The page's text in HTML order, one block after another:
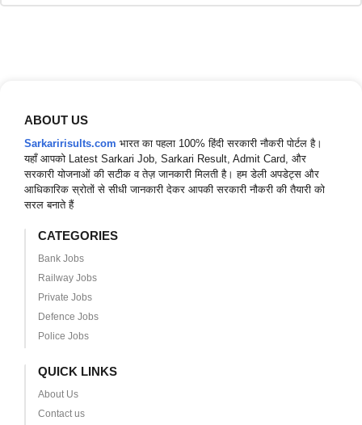
ABOUT US
Sarkaririsults.com भारत का पहला 100% हिंदी सरकारी नौकरी पोर्टल है।
यहाँ आपको Latest Sarkari Job, Sarkari Result, Admit Card, और
सरकारी योजनाओं की सटीक व तेज़ जानकारी मिलती है। हम डेली अपडेट्स और
आधिकारिक स्रोतों से सीधी जानकारी देकर आपकी सरकारी नौकरी की तैयारी को
सरल बनाते हैं
CATEGORIES
Bank Jobs
Railway Jobs
Private Jobs
Defence Jobs
Police Jobs
QUICK LINKS
About Us
Contact us